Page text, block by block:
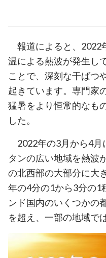
報道によると、2022
温による熱波が発生し
ことで、深刻な干ばつ
起きています。専門家
猛暑をより恒常的なも
した。
2022年の3月から4月
タンの広い地域を熱波
の北西部の大部分に大
年の4分の1から3分の1
ンド国内のいくつか
を超え、一部の地域で